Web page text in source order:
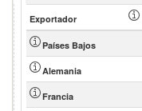
Exportador
Países Bajos
Alemania
Francia